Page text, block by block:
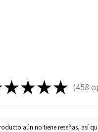
★★★★ 458
458
aún no tiene reseñas, así